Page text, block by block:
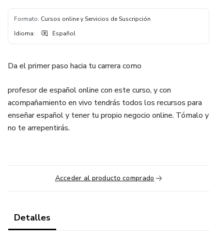
Formato: Cursos online y Servicios de Suscripción
Idioma: Español
Da el primer paso hacia tu carrera como
profesor de español online con este curso, y con
acompañamiento en vivo tendrás todos los recursos para
enseñar español y tener tu propio negocio online. Tómalo y
no te arrepentirás.
Acceder al producto comprado
Detalles